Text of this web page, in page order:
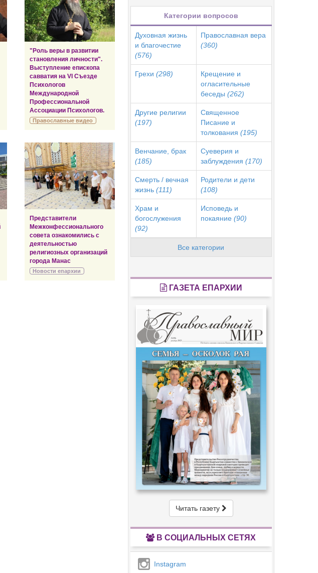
"Роль веры в развитии
становления личности".
Выступление епископа
савватия на VI Съезде
Психологов
Международной
Профессиональной
Ассоциации Психологов.
Православные видео
Представители
Межконфессионального
совета ознакомились с
деятельностью
религиозных организаций
города Манас
Новости епархии
Категории вопросов
Духовная жизнь
и благочестие
(576)
Православная вера
(360)
Грехи (298)
Крещение и
огласительные
беседы (262)
Другие религии
(197)
Священное
Писание и
толкования (195)
Венчание, брак
(185)
Суеверия и
заблуждения (170)
Смерть / вечная
жизнь (111)
Родители и дети
(108)
Храм и
богослужения
(92)
Исповедь и
покаяние (90)
Все категории
ГАЗЕТА ЕПАРХИИ
Читать газету
В СОЦИАЛЬНЫХ СЕТЯХ
Instagram